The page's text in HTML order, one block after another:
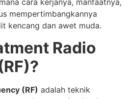
cara kerjanya, manfaatnya,
mempertimbangkannya
kencang dan awet muda.
Radio
(RF) adalah teknik